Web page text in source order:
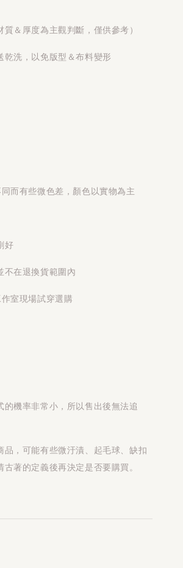
＆厚度為主觀判斷，僅供參考）
乾洗，以免版型＆布料變形
而有些微色差，顏色以實物為主
好
不在退換貨範圍內
室現場試穿選購
機率非常小，所以售出後無法追
，可能有些微汙漬、起毛球、缺扣
著的定義後再決定是否要購買。